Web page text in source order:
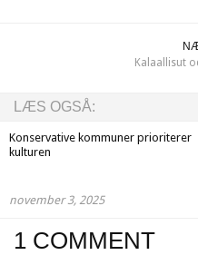
Kalaallisut
LÆS OGSÅ:
Konservative kommuner prioriterer
kulturen
november 3, 2025
1 COMMENT